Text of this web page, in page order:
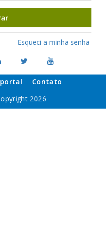
Esqueci a minha senha
Contato
2026